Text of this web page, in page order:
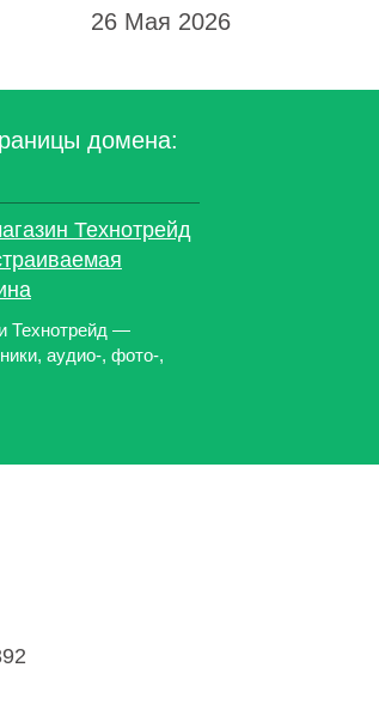
26 Мая 2026
домена:
Технотрейд
Технотрейд —
аудио-, фото-,